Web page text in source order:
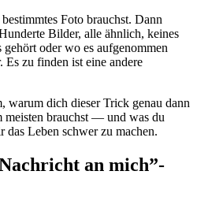
Foto brauchst. Dann
Bilder, alle ähnlich, keines
oder wo es aufgenommen
zu finden ist eine andere
warum dich dieser Trick genau dann
meisten brauchst — und was du
das Leben schwer zu machen.
an mich”-